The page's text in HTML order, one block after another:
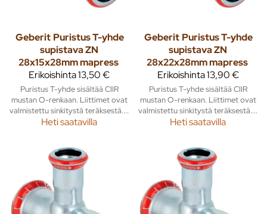
Geberit Puristus T-yhde
supistava ZN
28x15x28mm mapress
Erikoishinta13,50 €
Puristus T-yhde sisältää CIIR
mustan O-renkaan. Liittimet ovat
valmistettu sinkitystä teräksestä....
Heti saatavilla
Geberit Puristus T-yhde
supistava ZN
28x22x28mm mapress
Erikoishinta13,90 €
Puristus T-yhde sisältää CIIR
mustan O-renkaan. Liittimet ovat
valmistettu sinkitystä teräksestä....
Heti saatavilla